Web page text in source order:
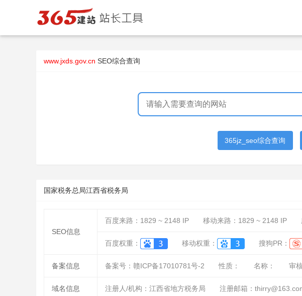
www.jxds.gov.cn SEO综合查询
365jz_seo综合查询
国家税务总局江西省税务局
SEO信息
百度来路： 1829 ~ 2148 IP 移动来路： 1829 ~ 2148 IP
百度权重： 移动权重： 搜狗PR：
备案信息 备案号：赣ICP备17010781号-2 性质： 名称： 审
域名信息 注册人/机构：江西省地方税务局 注册邮箱：